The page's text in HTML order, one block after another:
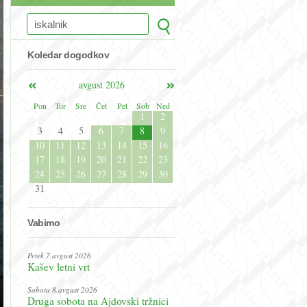
Koledar dogodkov
avgust 2026
Pon Tor Sre Čet Pet Sob Ned
1
2
3
4 5 6 7 8
9
10
11 12 13 14 15
16
17
18 19 20 21 22
23
24
25 26 27 28 29
30
31
Vabimo
Petek 7.avgust 2026
Kašev letni vrt
Sobota 8.avgust 2026
Druga sobota na Ajdovski tržnici